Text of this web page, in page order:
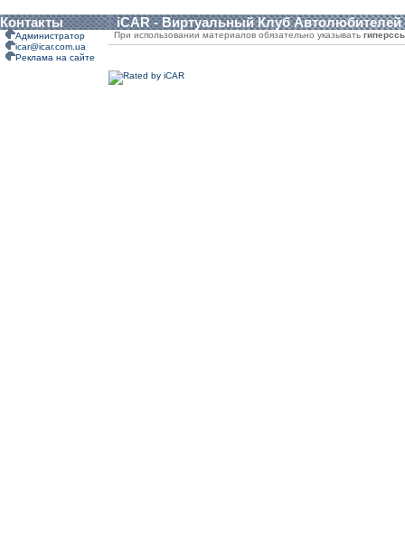
Контакты iCAR - Виртуальный Клуб Автолюбителей
Администратор
icar@icar.com.ua
Реклама на сайте
При использовании материалов обязательно указывать